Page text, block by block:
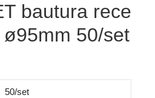
bautura rece
50/set
50/set